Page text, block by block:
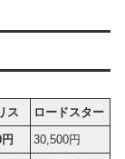
ス
ロードスター
30,500円